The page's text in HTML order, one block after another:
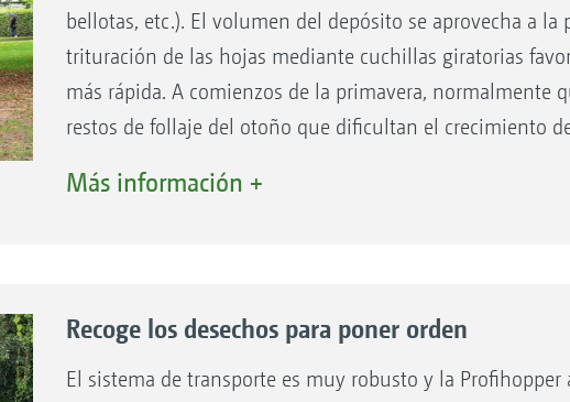
compactación
bellotas, etc.). El volumen del depósito se aprovecha a la
trituración de las hojas mediante cuchillas giratorias
más rápida. A comienzos de la primavera, normalmente
restos de follaje del otoño que dificultan el crecimiento
montadas adicionalmente para recoger en una sola
Más información +
Recoge los desechos para poner orden
El sistema de transporte es muy robusto y la